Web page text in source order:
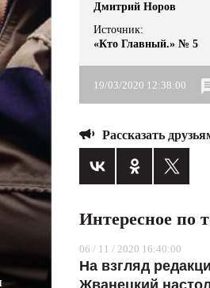
Дмитрий Норов
Источник:
«Кто Главный.» № 5
19/03/2020 12:38:00
Рассказать
Интересное по
06 / 11 / 2020 16:40:00
На взгляд
Жванецкий